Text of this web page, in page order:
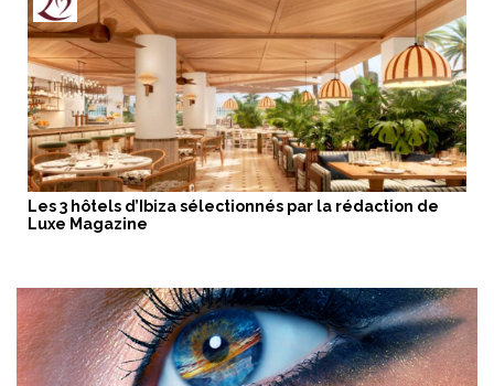
Les 3 hôtels d’Ibiza sélectionnés par la rédaction de
Luxe Magazine